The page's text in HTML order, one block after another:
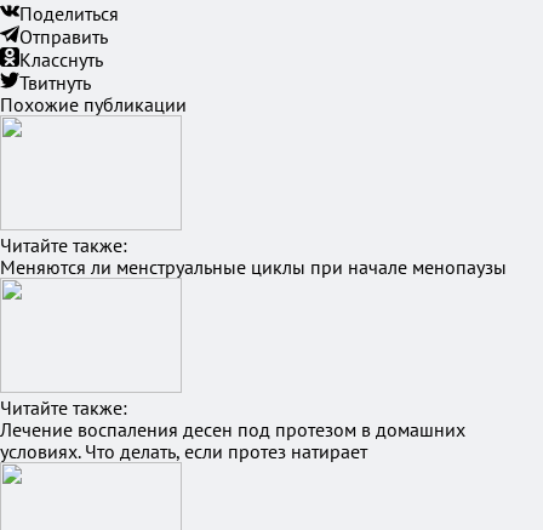
Поделиться
Отправить
Класснуть
Твитнуть
Похожие публикации
Читайте также:
Меняются ли менструальные циклы при начале менопаузы
Читайте также:
Лечение воспаления десен под протезом в домашних
условиях. Что делать, если протез натирает